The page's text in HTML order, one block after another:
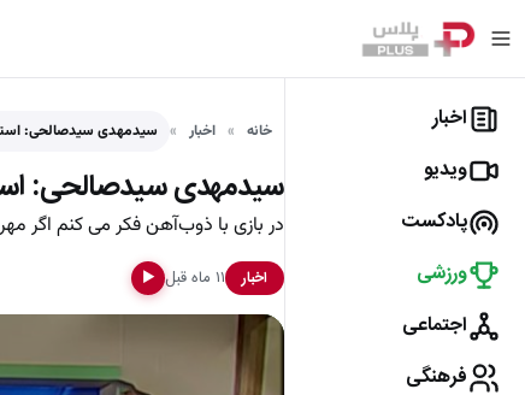
اخبار
ویدیو
پادکست
ورزشی
اجتماعی
فرهنگی
خانه اخبار سیدمهدی سیدصالحی:
سیدمهدی سیدصالحی:
در بازی با ذوب‌آهن فکر می کنم اگر
اخبار ۱۱ ماه قبل ▶